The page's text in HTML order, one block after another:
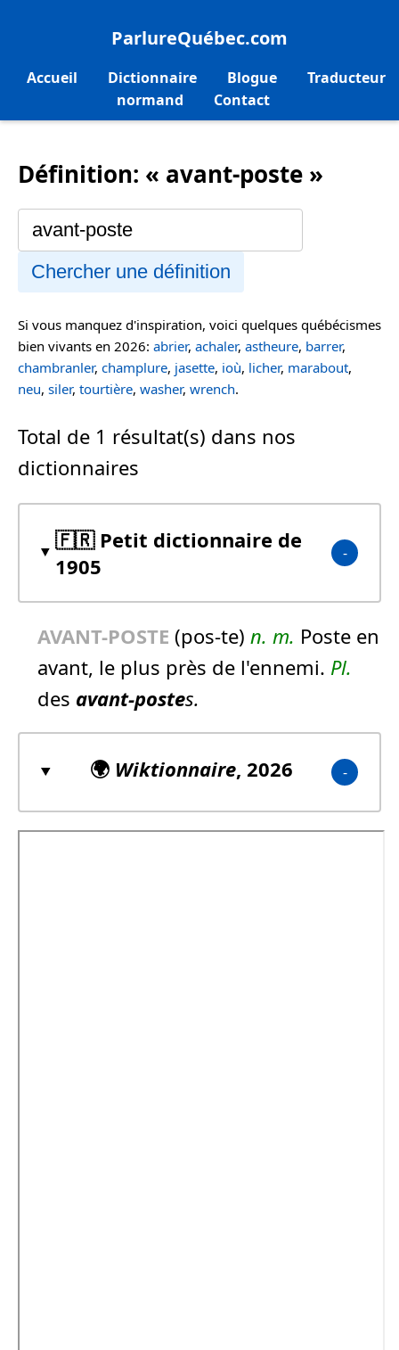
ParlureQuébec.com
Accueil Dictionnaire Blogue
Traducteur
normand
Contact
Définition: « avant-poste »
Chercher une définition
Si vous manquez d'inspiration, voici quelques québécismes
bien vivants en 2026: abrier, achaler, astheure, barrer,
chambranler, champlure, jasette, ioù, licher, marabout,
neu, siler, tourtière, washer, wrench.
Total de 1 résultat(s) dans nos
dictionnaires
🇫🇷 Petit dictionnaire de
1905
AVANT-POSTE (pos-te) n. m. Poste en
avant, le plus près de l'ennemi. Pl.
des avant-postes.
🌍 Wiktionnaire, 2026